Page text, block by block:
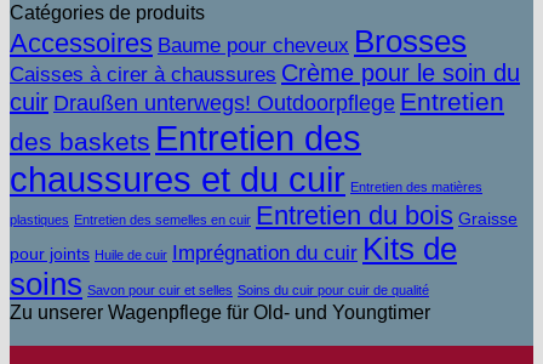
Catégories de produits
Accessoires Baume pour cheveux Brosses
Caisses à cirer à chaussures Crème pour le soin du
cuir Draußen unterwegs! Outdoorpflege Entretien
des baskets Entretien des
chaussures et du cuir Entretien des matières
plastiques Entretien des semelles en cuir Entretien du bois Graisse
pour joints Huile de cuir Imprégnation du cuir Kits de
soins Savon pour cuir et selles Soins du cuir pour cuir de qualité
Zu unserer Wagenpflege für Old- und Youngtimer